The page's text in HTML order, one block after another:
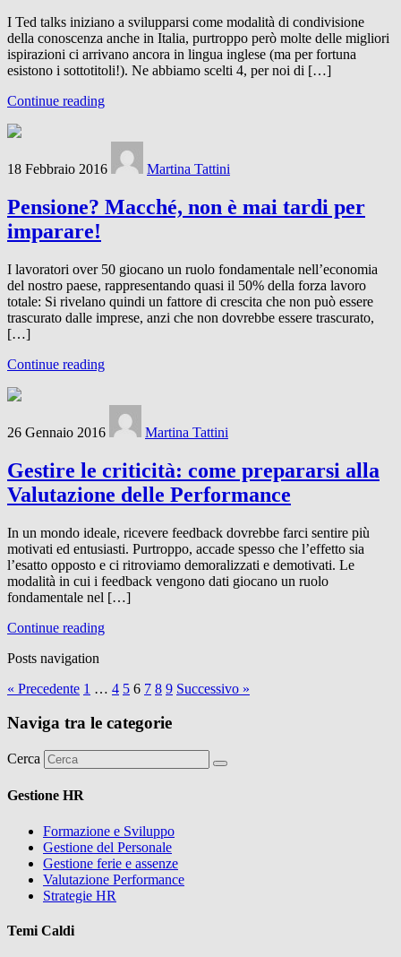
I Ted talks iniziano a svilupparsi come modalità di condivisione
della conoscenza anche in Italia, purtroppo però molte delle migliori
ispirazioni ci arrivano ancora in lingua inglese (ma per fortuna
esistono i sottotitoli!). Ne abbiamo scelti 4, per noi di […]
Continue reading
18 Febbraio 2016 Martina Tattini
Pensione? Macché, non è mai tardi per
imparare!
I lavoratori over 50 giocano un ruolo fondamentale nell’economia
del nostro paese, rappresentando quasi il 50% della forza lavoro
totale: Si rivelano quindi un fattore di crescita che non può essere
trascurato dalle imprese, anzi che non dovrebbe essere trascurato,
[…]
Continue reading
26 Gennaio 2016 Martina Tattini
Gestire le criticità: come prepararsi alla
Valutazione delle Performance
In un mondo ideale, ricevere feedback dovrebbe farci sentire più
motivati ed entusiasti. Purtroppo, accade spesso che l’effetto sia
l’esatto opposto e ci ritroviamo demoralizzati e demotivati. Le
modalità in cui i feedback vengono dati giocano un ruolo
fondamentale nel […]
Continue reading
Posts navigation
« Precedente 1 … 4 5 6 7 8 9 Successivo »
Naviga tra le categorie
Cerca
Gestione HR
Formazione e Sviluppo
Gestione del Personale
Gestione ferie e assenze
Valutazione Performance
Strategie HR
Temi Caldi